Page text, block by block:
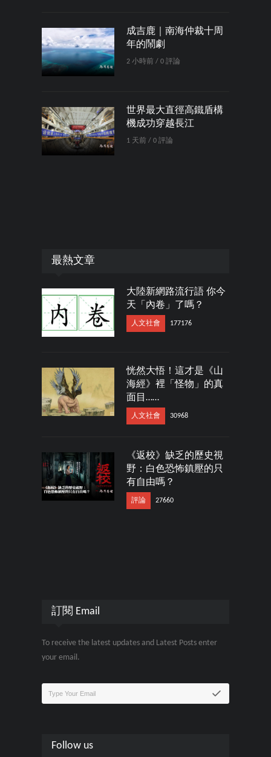
成吉鹿｜南海仲裁十周
年的鬧劇
2 小時前 / 0 評論
世界最大直徑高鐵盾構
機成功穿越長江
1 天前 / 0 評論
最熱文章
大陸新網路流行語 你今
天「內卷」了嗎？
人文社會 177176
恍然大悟！這才是《山
海經》裡「怪物」的真
面目……
人文社會 30968
《返校》缺乏的歷史視
野：白色恐怖鎮壓的只
有自由嗎？
評論 27660
訂閱 Email
To receive the latest updates and Latest Posts enter
your email.
Follow us